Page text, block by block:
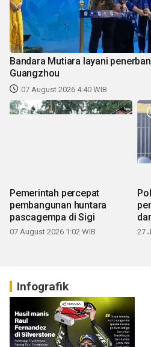
Bandara Mutiara layani
Guangzhou
07 August 2026 4:40 WIB
Pemerintah percepat
pembangunan huntara
pascagempa di Sigi
07 August 2026 1:02 WIB 27
Infografik